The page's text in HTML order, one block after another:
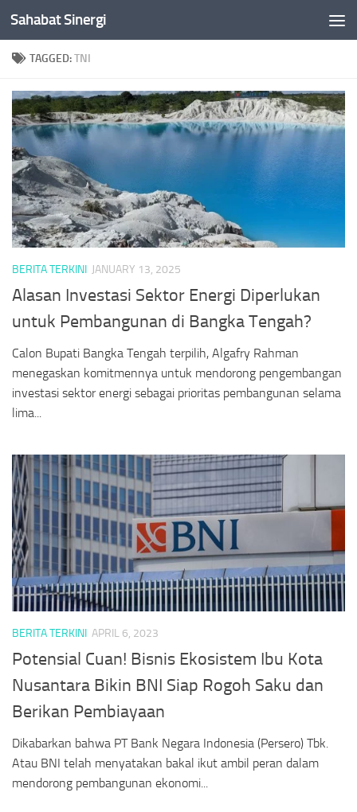
Skip to content
Sahabat Sinergi
TAGGED:TNI
BERITA TERKINI JANUARY 13, 2025
Alasan Investasi Sektor Energi Diperlukan
untuk Pembangunan di Bangka Tengah?
Calon Bupati Bangka Tengah terpilih, Algafry Rahman
menegaskan komitmennya untuk mendorong pengembangan
investasi sektor energi sebagai prioritas pembangunan selama
lima...
BERITA TERKINI APRIL 6, 2023
Potensial Cuan! Bisnis Ekosistem Ibu Kota
Nusantara Bikin BNI Siap Rogoh Saku dan
Berikan Pembiayaan
Dikabarkan bahwa PT Bank Negara Indonesia (Persero) Tbk.
Atau BNI telah menyatakan bakal ikut ambil peran dalam
mendorong pembangunan ekonomi...